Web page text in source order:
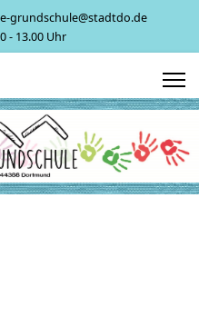
grundschule@stadtdo.de
- 13.00 Uhr